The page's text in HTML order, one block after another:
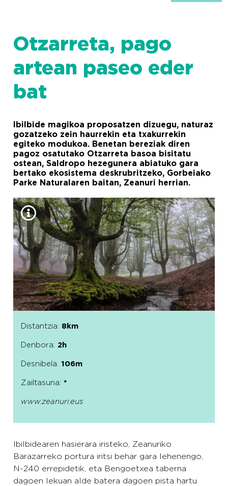
Otzarreta, pago
artean paseo eder
bat
Ibilbide magikoa proposatzen dizuegu, naturaz
gozatzeko zein haurrekin eta txakurrekin
egiteko modukoa. Benetan bereziak diren
pagoz osatutako Otzarreta basoa bisitatu
ostean, Saldropo hezegunera abiatuko gara
bertako ekosistema deskrubritzeko, Gorbeiako
Parke Naturalaren baitan, Zeanuri herrian.
Distantzia: 8km
Denbora: 2h
Desnibela: 106m
Zailtasuna: *
www.zeanuri.eus
Ibilbidearen hasierara iristeko, Zeanuriko
Barazarreko portura iritsi behar gara lehenengo,
N-240 errepidetik, eta Bengoetxea taberna
dagoen lekuan alde batera dagoen pista hartu